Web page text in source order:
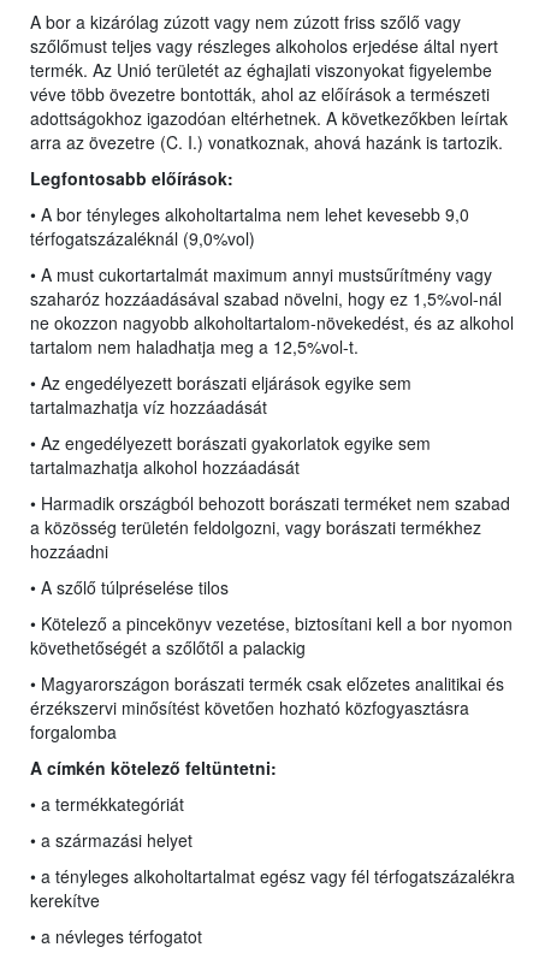
A bor a kizárólag zúzott vagy nem zúzott friss szőlő vagy
szőlőmust teljes vagy részleges alkoholos erjedése által nyert
termék. Az Unió területét az éghajlati viszonyokat figyelembe
véve több övezetre bontották, ahol az előírások a természeti
adottságokhoz igazodóan eltérhetnek. A következőkben leírtak
arra az övezetre (C. I.) vonatkoznak, ahová hazánk is tartozik.
Legfontosabb előírások:
• A bor tényleges alkoholtartalma nem lehet kevesebb 9,0
térfogatszázaléknál (9,0%vol)
• A must cukortartalmát maximum annyi mustsűrítmény vagy
szaharóz hozzáadásával szabad növelni, hogy ez 1,5%vol-nál
ne okozzon nagyobb alkoholtartalom-növekedést, és az alkohol
tartalom nem haladhatja meg a 12,5%vol-t.
• Az engedélyezett borászati eljárások egyike sem
tartalmazhatja víz hozzáadását
• Az engedélyezett borászati gyakorlatok egyike sem
tartalmazhatja alkohol hozzáadását
• Harmadik országból behozott borászati terméket nem szabad
a közösség területén feldolgozni, vagy borászati termékhez
hozzáadni
• A szőlő túlpréselése tilos
• Kötelező a pincekönyv vezetése, biztosítani kell a bor nyomon
követhetőségét a szőlőtől a palackig
• Magyarországon borászati termék csak előzetes analitikai és
érzékszervi minősítést követően hozható közfogyasztásra
forgalomba
A címkén kötelező feltüntetni:
• a termékkategóriát
• a származási helyet
• a tényleges alkoholtartalmat egész vagy fél térfogatszázalékra
kerekítve
• a névleges térfogatot